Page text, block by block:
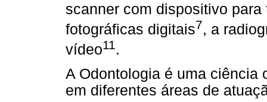
scanner com dispositivo para
fotográficas digitais7, a
vídeo11.
A Odontologia é uma ciência
em diferentes áreas de